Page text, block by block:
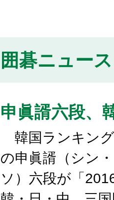
囲碁ニュー
申眞諝六段、
韓国ランキン
の申眞諝（シン
ソ）六段が「